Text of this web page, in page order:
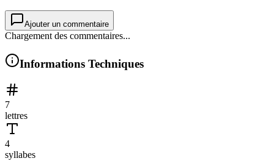
Ajouter un commentaire
Chargement des commentaires...
Informations Techniques
7
lettres
4
syllabes